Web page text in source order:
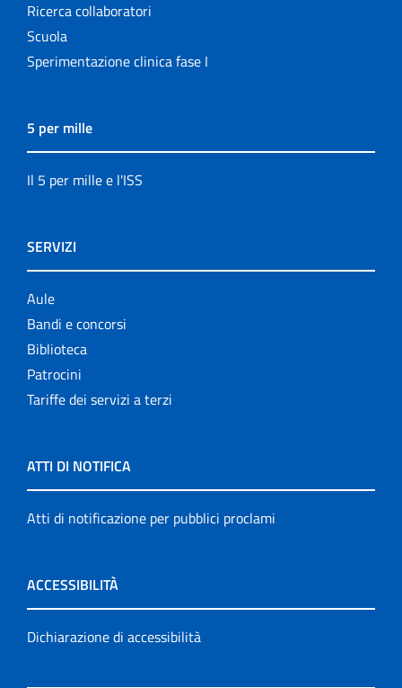
Ricerca collaboratori
Scuola
Sperimentazione clinica fase I
5 per mille
Il 5 per mille e l'ISS
SERVIZI
Aule
Bandi e concorsi
Biblioteca
Patrocini
Tariffe dei servizi a terzi
ATTI DI NOTIFICA
Atti di notificazione per pubblici proclami
ACCESSIBILITÀ
Dichiarazione di accessibilità